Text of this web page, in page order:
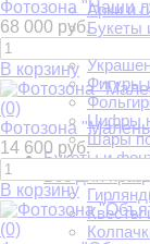
Арки и
Букеты
Фигуры
Цифры
Шары
Букеты и
Всё для
Квесты
Фотозона "Наши
68 000 руб.
В корзину
(0)
Фотозона
14 600 руб.
В корзину
(0)